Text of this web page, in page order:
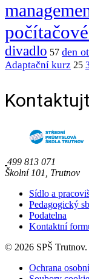
divadlo 57 den
Adaptační kurz 25
499 813 071
Školní 101, Trutnov
Sídlo a
Pedagogický
Podatelna
Kontaktní
© 2026 SPŠ Trutnov.
Ochrana